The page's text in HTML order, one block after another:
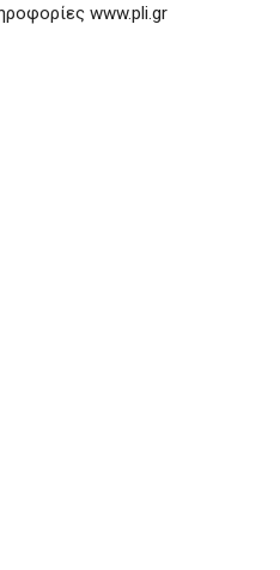
www.pli.gr